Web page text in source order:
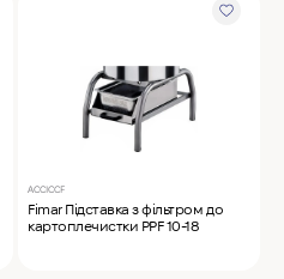
ACCICCF
Fimar Підставка з фільтром до
картоплечистки PPF 10-18